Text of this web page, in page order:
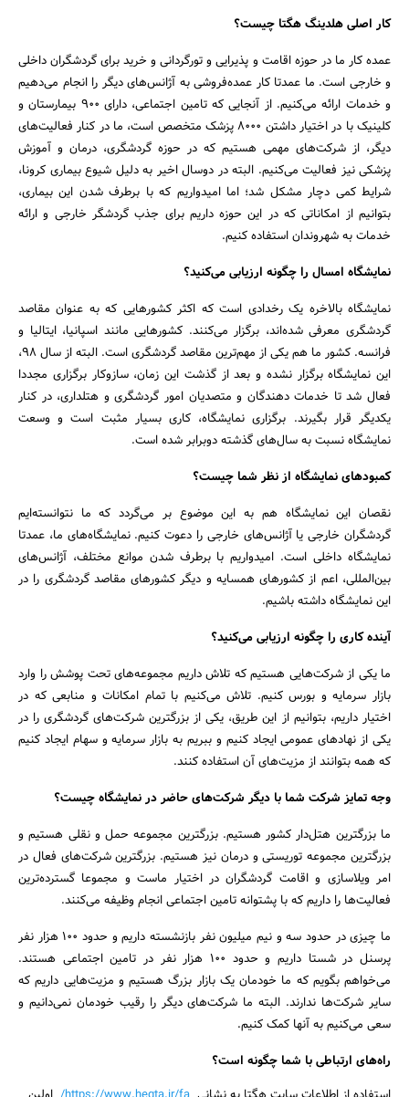
کار اصلی هلدینگ هگتا چیست؟
عمده کار ما در حوزه اقامت و پذیرایی و تورگردانی و خرید برای گردشگران داخلی
و خارجی است. ما عمدتا کار عمده‌فروشی به آژانس‌های دیگر را انجام می‌دهیم
و خدمات ارائه می‌کنیم. از آنجایی که تامین اجتماعی، دارای ۹۰۰ بیمارستان و
کلینیک با در اختیار داشتن ۸۰۰۰ پزشک متخصص است، ما در کنار فعالیت‌های
دیگر، از شرکت‌های مهمی هستیم که در حوزه گردشگری، درمان و آموزش
پزشکی نیز فعالیت می‌کنیم. البته در دوسال اخیر به دلیل شیوع بیماری کرونا،
شرایط کمی دچار مشکل شد؛ اما امیدواریم که با برطرف شدن این بیماری،
بتوانیم از امکاناتی که در این حوزه داریم برای جذب گردشگر خارجی و ارائه
خدمات به شهروندان استفاده کنیم.
نمایشگاه امسال را چگونه ارزیابی می‌کنید؟
نمایشگاه بالاخره یک رخدادی است که اکثر کشورهایی که به عنوان مقاصد
گردشگری معرفی شده‌اند، برگزار می‌کنند. کشورهایی مانند اسپانیا، ایتالیا و
فرانسه. کشور ما هم یکی از مهم‌ترین مقاصد گردشگری است. البته از سال ۹۸،
این نمایشگاه برگزار نشده و بعد از گذشت این زمان، سازوکار برگزاری مجددا
فعال شد تا خدمات دهندگان و متصدیان امور گردشگری و هتلداری، در کنار
یکدیگر قرار بگیرند. برگزاری نمایشگاه، کاری بسیار مثبت است و وسعت
نمایشگاه نسبت به سال‌های گذشته دوبرابر شده است.
کمبودهای نمایشگاه از نظر شما چیست؟
نقصان این نمایشگاه هم به این موضوع بر می‌گردد که ما نتوانسته‌ایم
گردشگران خارجی یا آژانس‌های خارجی را دعوت کنیم. نمایشگاه‌های ما، عمدتا
نمایشگاه داخلی است. امیدواریم با برطرف شدن موانع مختلف، آژانس‌های
بین‌المللی، اعم از کشورهای همسایه و دیگر کشورهای مقاصد گردشگری را در
این نمایشگاه داشته باشیم.
آینده کاری را چگونه ارزیابی می‌کنید؟
ما یکی از شرکت‌هایی هستیم که تلاش داریم مجموعه‌های تحت پوشش را وارد
بازار سرمایه و بورس کنیم. تلاش می‌کنیم با تمام امکانات و منابعی که در
اختیار داریم، بتوانیم از این طریق، یکی از بزرگترین شرکت‌های گردشگری را در
یکی از نهادهای عمومی ایجاد کنیم و ببریم به بازار سرمایه و سهام ایجاد کنیم
که همه بتوانند از مزیت‌های آن استفاده کنند.
وجه تمایز شرکت شما با دیگر شرکت‌های حاضر در نمایشگاه چیست؟
ما بزرگ­ترین هتل‌دار کشور هستیم. بزرگترین مجموعه حمل و نقلی هستیم و
بزرگترین مجموعه توریستی و درمان نیز هستیم. بزرگ­­ترین شرکت‌های فعال در
امر ویلاسازی و اقامت گردشگران در اختیار ماست و مجموعا گسترده‌ترین
فعالیت‌ها را داریم که با پشتوانه تامین اجتماعی انجام وظیفه می‌کنند.
ما چیزی در حدود سه و نیم میلیون نفر بازنشسته داریم و حدود ۱۰۰ هزار نفر
پرسنل در شستا داریم و حدود ۱۰۰ هزار نفر در تامین اجتماعی هستند.
می‌خواهم بگویم که ما خودمان یک بازار بزرگ هستیم و مزیت‌هایی داریم که
سایر شرکت‌ها ندارند. البته ما شرکت‌های دیگر را رقیب خودمان نمی‌دانیم و
سعی می‌کنیم به آنها کمک کنیم.
راه‌های ارتباطی با شما چگونه است؟